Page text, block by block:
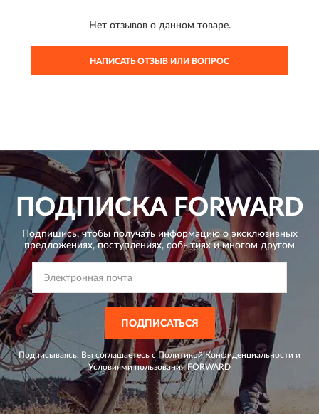
Нет отзывов о данном товаре.
НАПИСАТЬ ОТЗЫВ ИЛИ ВОПРОС
ПОДПИСКА FORWARD
Подпишись, чтобы получать информацию о эксклюзивных
предложениях,поступлениях, событиях и многом другом
ПОДПИСАТЬСЯ
Подписываясь, Вы соглашаетесь сПолитикой Конфиденциальности и
Условиями пользованияFORWARD